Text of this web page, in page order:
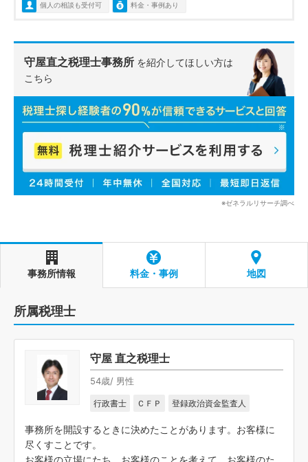
個人の相談も受付可 料金・事例あり
守屋直之税理士事務所 を紹介してほしい方は
こちら
※ゼネラルリサーチ調べ
事務所情報 料金・事例 地図
所属税理士
守屋 直之税理士
54歳/ 男性
行政書士 ＣＦＰ 登録政治資金監査人
事務所を開設するときに決めたことがあります。お客様に
尽くすことです。
お客様の立場にたち、お客様のことを考えて、お客様のた